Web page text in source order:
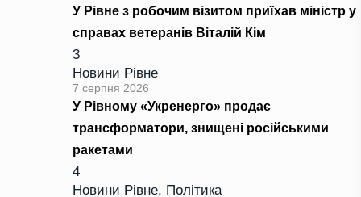
У Рівне з робочим візитом приїхав міністр у
справах ветеранів Віталій Кім
3
Новини Рівне
7 серпня 2026
У Рівному «Укренерго» продає
трансформатори, знищені російськими
ракетами
4
Новини Рівне, Політика